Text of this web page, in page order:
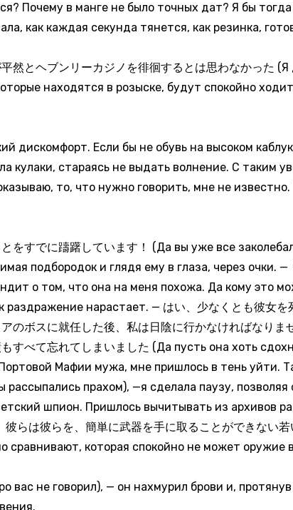
Почему в манге не было точных дат? Я бы
как каждая секунда тянется, как резинка,
然とヘブンリーカジノを徘徊するとは思わなかった
находятся в розыске, будут спокойно
дискомфорт. Если бы не обувь на высоком
кулаки, стараясь не выдать волнение. С таким
то, что нужно говорить, мне не
をすでに躊躇しています！ (Да вы уже все
подбородок и глядя ему в глаза, через очки. —
о том, что она на меня похожа. Да кому это
нарастает. — はい、少なくとも彼女を
のボスに就任した後、私は日陰に行かなければなり
すべて忘れてしまいました (Да пусть она хоть
Мафии мужа, мне пришлось в тень уйти.
рассыпались прахом), —я сделала паузу,
шпион. Пришлось вычитывать из архивов
らは彼らを、簡単に武器を手に取ることができない
сравнивают, которая спокойно не может оружие
вас не говорил), — он нахмурил брови и,